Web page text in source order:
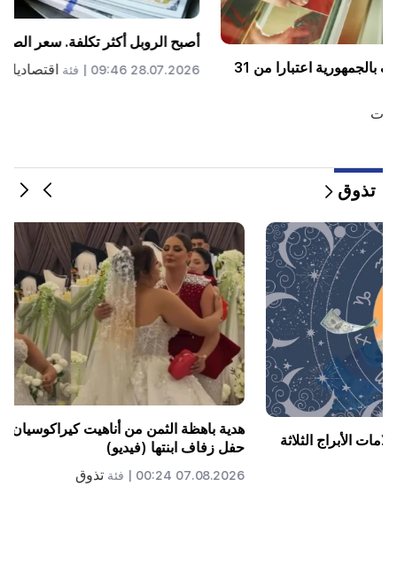
سعر صرف العملة بنقاط الصرف بالجمهورية اعتبارا من 27
27.07.2026 09:42 |
تذوق